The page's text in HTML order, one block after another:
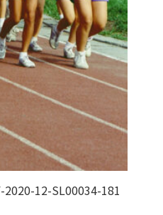
2020-12-SL00034-181